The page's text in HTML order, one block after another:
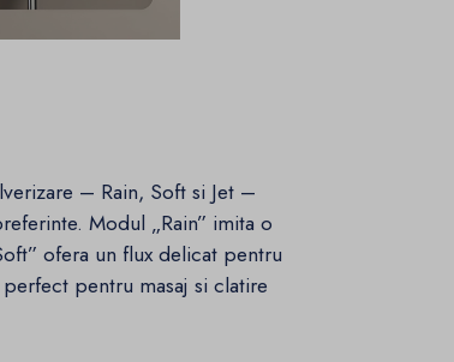
– Rain, Soft si Jet –
Modul „Rain” imita o
ofera un flux delicat pentru
pentru masaj si clatire